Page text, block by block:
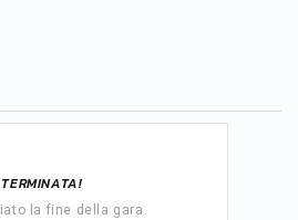
la fine della gara.